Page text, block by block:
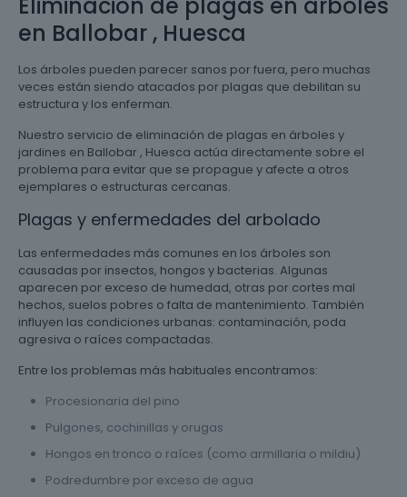
en Ballobar , Huesca
Los árboles pueden parecer sanos por fuera, pero muchas
veces están siendo atacados por plagas que debilitan su
estructura y los enferman.
Nuestro servicio de eliminación de plagas en árboles y
jardines en Ballobar , Huesca actúa directamente sobre el
problema para evitar que se propague y afecte a otros
ejemplares o estructuras cercanas.
Plagas y enfermedades del arbolado
Las enfermedades más comunes en los árboles son
causadas por insectos, hongos y bacterias. Algunas
aparecen por exceso de humedad, otras por cortes mal
hechos, suelos pobres o falta de mantenimiento. También
influyen las condiciones urbanas: contaminación, poda
agresiva o raíces compactadas.
Entre los problemas más habituales encontramos:
Procesionaria del pino
Pulgones, cochinillas y orugas
Hongos en tronco o raíces (como armillaria o mildiu)
Podredumbre por exceso de agua